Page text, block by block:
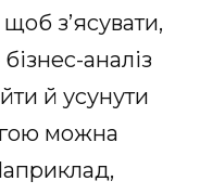
з’ясувати,
аналіз
й усунути
можна